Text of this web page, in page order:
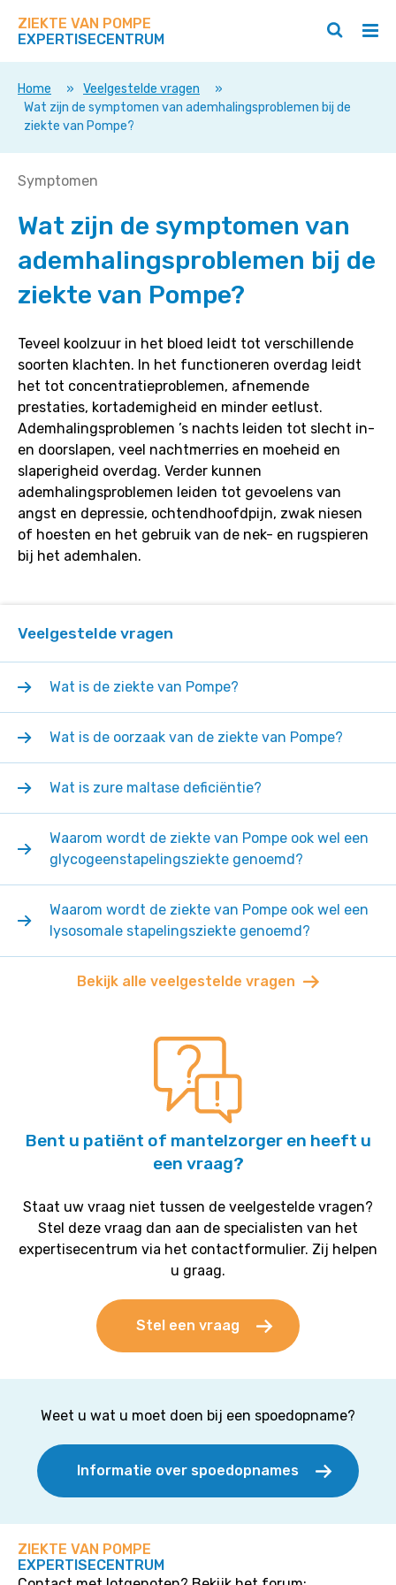
direct
op
deze
ZIEKTE VAN POMPE
EXPERTISECENTRUM
/
Zoeken
/
Home » Veelgestelde vragen
»
Wat zijn de symptomen van ademhalingsproblemen bij de
ziekte van Pompe?
Wat
de
symptomen
van
ademhalingsproblemen
bij
ziekte
van
Pompe?
Symptomen
Wat zijn de symptomen van
ademhalingsproblemen bij de
ziekte van Pompe?
Teveel koolzuur in het bloed leidt tot verschillende
soorten klachten. In het functioneren overdag leidt
het tot concentratieproblemen, afnemende
prestaties, kortademigheid en minder eetlust.
Ademhalingsproblemen ’s nachts leiden tot slecht in-
en doorslapen, veel nachtmerries en moeheid en
slaperigheid overdag. Verder kunnen
ademhalingsproblemen leiden tot gevoelens van
angst en depressie, ochtendhoofdpijn, zwak niesen
of hoesten en het gebruik van de nek- en rugspieren
bij het ademhalen.
Veelgestelde vragen
Wat is de ziekte van Pompe?
Wat is de oorzaak van de ziekte van Pompe?
Wat is zure maltase deficiëntie?
Waarom wordt de ziekte van Pompe ook wel een
glycogeenstapelingsziekte genoemd?
Waarom wordt de ziekte van Pompe ook wel een
lysosomale stapelingsziekte genoemd?
Bekijk alle veelgestelde vragen
Bent u patiënt of mantelzorger en heeft u
een vraag?
Staat uw vraag niet tussen de veelgestelde vragen?
Stel deze vraag dan aan de specialisten van het
expertisecentrum via het contactformulier. Zij helpen
u graag.
Stel een vraag
Weet u wat u moet doen bij een spoedopname?
Informatie over spoedopnames
ZIEKTE VAN POMPE
EXPERTISECENTRUM